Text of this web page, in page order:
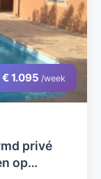
1.095 /week
privé
op